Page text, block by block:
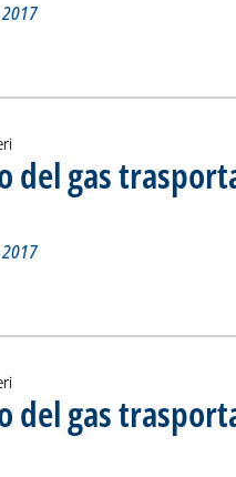
del gas
gas
del giorno 23 maggio 2017
2017 alle 14.51.
del gas
gas
del giorno 22 maggio 2017
2017 alle 14.51.